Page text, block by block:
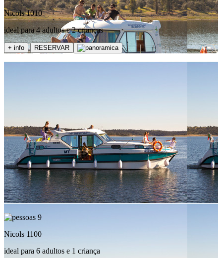
Nicols 1010
ideal para 4 adultos e 2 crianças
+ info RESERVAR
9
Nicols 1100
ideal para 6 adultos e 1 criança